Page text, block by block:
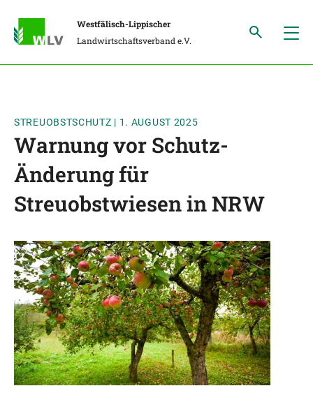
Westfälisch-Lippischer
Landwirtschaftsverband e.V.
STREUOBSTSCHUTZ | 1. AUGUST 2025
Warnung vor Schutz-
Änderung für
Streuobstwiesen in NRW